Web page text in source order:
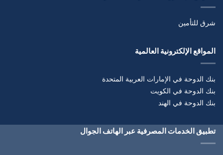
شرق للتأمين
المواقع الإلكترونية العالمية
بنك الدوحة في الإمارات العربية المتحدة
بنك الدوحة في الكويت
بنك الدوحة في الهند
تطبيق الخدمات المصرفية عبر الهاتف الجوال